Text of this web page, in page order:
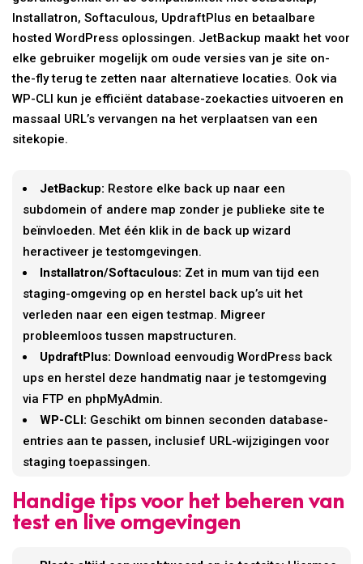
Installatron, Softaculous, UpdraftPlus en betaalbare
hosted WordPress oplossingen. JetBackup maakt het voor
elke gebruiker mogelijk om oude versies van je site on-
the-fly terug te zetten naar alternatieve locaties. Ook via
WP-CLI kun je efficiënt database-zoekacties uitvoeren en
massaal URL’s vervangen na het verplaatsen van een
sitekopie.
JetBackup: Restore elke back up naar een
subdomein of andere map zonder je publieke site te
beïnvloeden. Met één klik in de back up wizard
heractiveer je testomgevingen.
Installatron/Softaculous: Zet in mum van tijd een
staging-omgeving op en herstel back up’s uit het
verleden naar een eigen testmap. Migreer
probleemloos tussen mapstructuren.
UpdraftPlus: Download eenvoudig WordPress back
ups en herstel deze handmatig naar je testomgeving
via FTP en phpMyAdmin.
WP-CLI: Geschikt om binnen seconden database-
entries aan te passen, inclusief URL-wijzigingen voor
staging toepassingen.
Handige tips voor het beheren van
test en live omgevingen